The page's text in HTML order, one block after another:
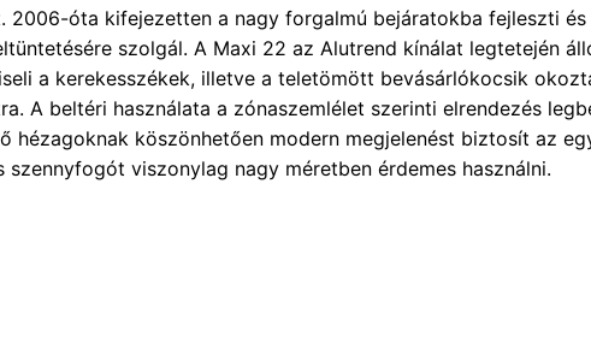
2006-óta kifejezetten a nagy forgalmú bejáratokba fejleszti
szolgál. A Maxi 22 az Alutrend kínálat legtetején
a kerekesszékek, illetve a teletömött bevásárlókocsik
A beltéri használata a zónaszemlélet szerinti elrendezés
hézagoknak köszönhetően modern megjelenést biztosít az
viszonylag nagy méretben érdemes használni.